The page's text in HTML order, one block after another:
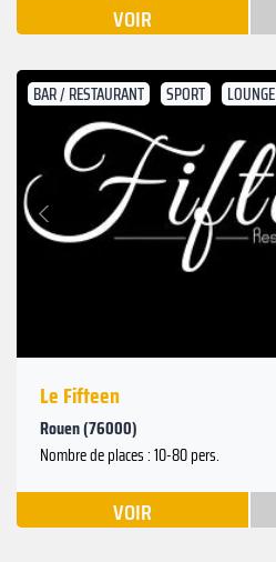
VOIR
BAR / RESTAURANT SPORT LOUNGE
Précédent
Le Fifteen
Rouen (76000)
Nombre de places : 10-80 pers.
VOIR